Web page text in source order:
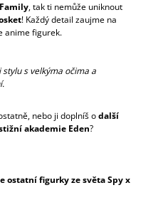
, tak ti nemůže uniknout
! Každý detail zaujme na
anime figurek.
s velkýma očima a
nebo ji doplníš odalší
akademie Eden?
ostatní figurky ze světa Spy x